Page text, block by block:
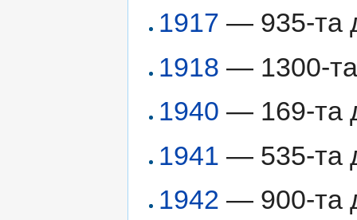
1917 — 935-та
1918 — 1300-та
1940 — 169-та
1941 — 535-та
1942 — 900-та